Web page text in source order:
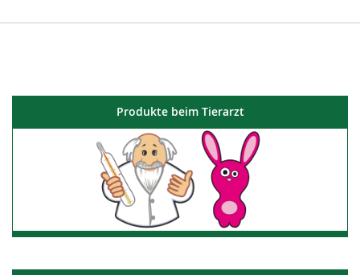
Produkte beim Tierarzt